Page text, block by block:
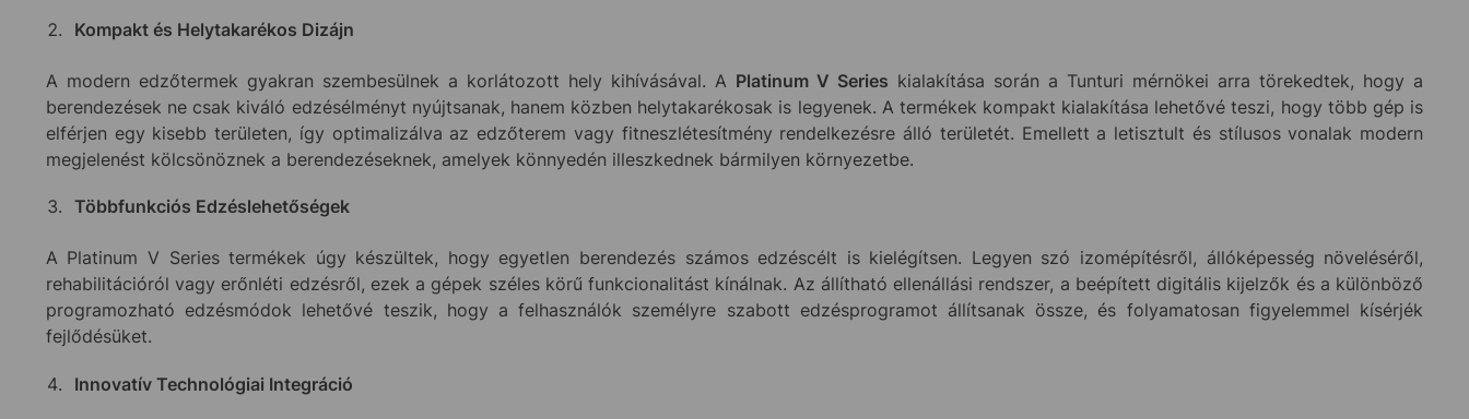
Kompakt és Helytakarékos Dizájn
A modern edzőtermek gyakran szembesülnek a korlátozott hely kihívásával. A Platinum V Series kialakítása során a Tunturi mérnökei arra törekedtek, hogy a
berendezések ne csak kiváló edzésélményt nyújtsanak, hanem közben helytakarékosak is legyenek. A termékek kompakt kialakítása lehetővé teszi, hogy több gép is
elférjen egy kisebb területen, így optimalizálva az edzőterem vagy fitneszlétesítmény rendelkezésre álló területét. Emellett a letisztult és stílusos vonalak modern
megjelenést kölcsönöznek a berendezéseknek, amelyek könnyedén illeszkednek bármilyen környezetbe.
Többfunkciós Edzéslehetőségek
A Platinum V Series termékek úgy készültek, hogy egyetlen berendezés számos edzéscélt is kielégítsen. Legyen szó izomépítésről, állóképesség növeléséről,
rehabilitációról vagy erőnléti edzésről, ezek a gépek széles körű funkcionalitást kínálnak. Az állítható ellenállási rendszer, a beépített digitális kijelzők és a különböző
programozható edzésmódok lehetővé teszik, hogy a felhasználók személyre szabott edzésprogramot állítsanak össze, és folyamatosan figyelemmel kísérjék
fejlődésüket.
Innovatív Technológiai Integráció